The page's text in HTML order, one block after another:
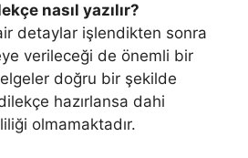
nasıl yazılır?
detaylar işlendikten sonra
verileceği de önemli bir
doğru bir şekilde
hazırlansa dahi
olmamaktadır.